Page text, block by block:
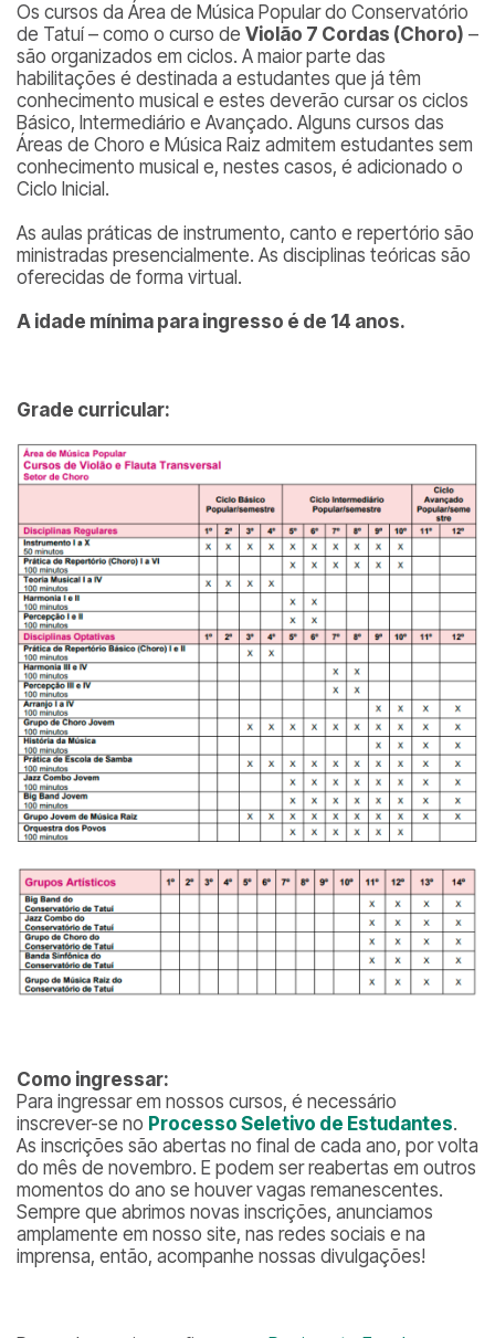
Os cursos da Área de Música Popular do Conservatório
de Tatuí – como o curso de Violão 7 Cordas (Choro) –
são organizados em ciclos. A maior parte das
habilitações é destinada a estudantes que já têm
conhecimento musical e estes deverão cursar os ciclos
Básico, Intermediário e Avançado. Alguns cursos das
Áreas de Choro e Música Raiz admitem estudantes sem
conhecimento musical e, nestes casos, é adicionado o
Ciclo Inicial.
As aulas práticas de instrumento, canto e repertório são
ministradas presencialmente. As disciplinas teóricas são
oferecidas de forma virtual.
A idade mínima para ingresso é de 14 anos.
Grade curricular:
Como ingressar:
Para ingressar em nossos cursos, é necessário
inscrever-se no Processo Seletivo de Estudantes.
As inscrições são abertas no final de cada ano, por volta
do mês de novembro. E podem ser reabertas em outros
momentos do ano se houver vagas remanescentes.
Sempre que abrimos novas inscrições, anunciamos
amplamente em nosso site, nas redes sociais e na
imprensa, então, acompanhe nossas divulgações!